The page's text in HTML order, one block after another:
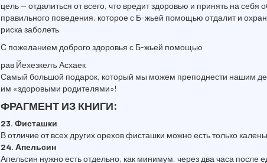
цель — отдалиться от всего, что вредит здоровью и принять на себя
правильного поведения, которое с Б-жьей помощью отдалит и
риска заболеть.
С пожеланием доброго здоровья с Б-жьей помощью
рав Йехезкелъ Асхаек
Самый большой подарок, который мы можем преподнести нашим
им «здоровыми родителями»!
ФРАГМЕНТ ИЗ КНИГИ:
23. Фисташки
В отличие от всех других орехов фисташки можно есть только
24. Апельсин
Апельсин нужно есть отдельно, как минимум, через два часа после